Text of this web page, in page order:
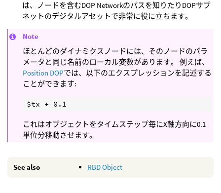
は、ノードを含むDOP Networkのパスを知りたりDOPサブ
ネットのデジタルアセットで非常に役に立ちます。
Note
ほとんどのダイナミクスノードには、そのノードのパラ
メータと同じ名前のローカル変数があります。 例えば、
Position DOPでは、以下のエクスプレッションを記述する
ことができます:
これはオブジェクトをタイムステップ毎にX軸方向に0.1
単位分移動させます。
See also RBD Object